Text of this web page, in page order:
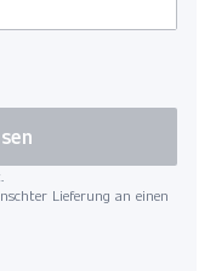
Lieferung an einen